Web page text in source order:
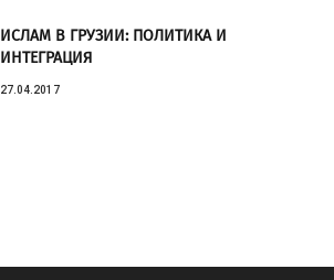
ИСЛАМ В ГРУЗИИ: ПОЛИТИКА И
ИНТЕГРАЦИЯ
27.04.2017